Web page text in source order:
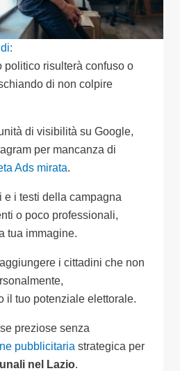
politico risulterà confuso o
di non colpire
di visibilità su Google,
per mancanza di
Ads mirata.
e i testi della campagna
o poco professionali,
tua immagine.
i cittadini che non
il tuo potenziale elettorale.
preziose senza
pubblicitaria strategica per
nel Lazio.